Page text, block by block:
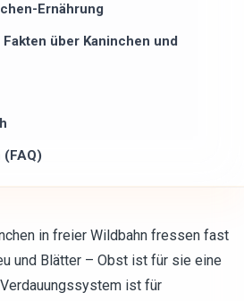
Ernährung
über Kaninchen und
(FAQ)
in freier Wildbahn fressen fast
und Blätter – Obst ist für sie eine
ist für